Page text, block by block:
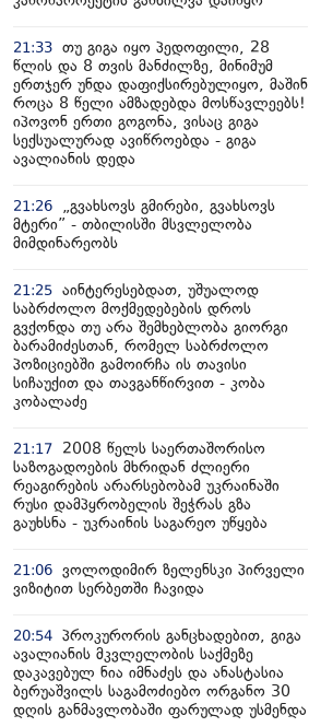
21:33 თუ გიგა იყო პედოფილი, 28
წლის და 8 თვის მანძილზე, მინიმუმ
ერთჯერ უნდა დაფიქსირებულიყო, მაშინ
როცა 8 წელი ამზადებდა მოსწავლეებს!
იპოვონ ერთი გოგონა, ვისაც გიგა
სექსუალურად ავიწროებდა - გიგა
ავალიანის დედა
21:26
„გვახსოვს გმირები, გვახსოვს
მტერი” - თბილისში მსვლელობა
მიმდინარეობს
21:25 აინტერესებდათ, უშუალოდ
საბრძოლო მოქმედებების დროს
გვქონდა თუ არა შემხებლობა გიორგი
ბარამიძესთან, რომელ საბრძოლო
პოზიციებში გამოირჩა ის თავისი
სიჩაუქით და თავგანწირვით - კობა
კობალაძე
21:17
2008 წელს საერთაშორისო
საზოგადოების მხრიდან ძლიერი
რეაგირების არარსებობამ უკრაინაში
რუსი დამპყრობელის შეჭრას გზა
გაუხსნა - უკრაინის საგარეო უწყება
21:06 ვოლოდიმირ ზელენსკი პირველი
ვიზიტით სერბეთში ჩავიდა
20:54 პროკურორის განცხადებით, გიგა
ავალიანის მკვლელობის საქმეზე
დაკავებულ ნია იმნაძეს და ანასტასია
ბერუაშვილს საგამოძიებო ორგანო 30
დღის განმავლობაში ფარულად უსმენდა